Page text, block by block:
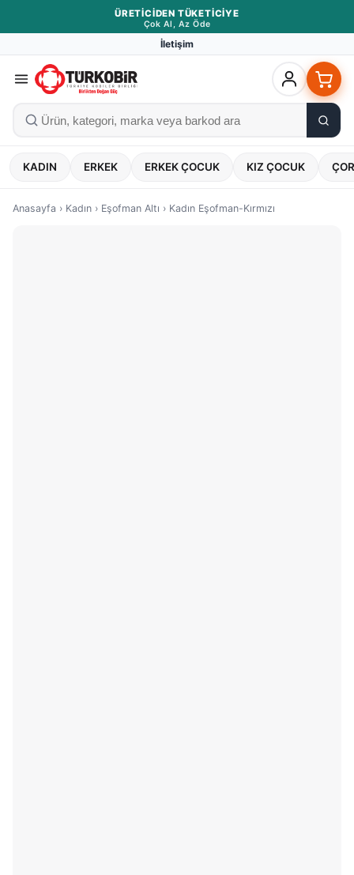
ÜRETICIDEN TÜKETICIYE
Çok Al, Az Öde
İletişim
KADIN ERKEK ERKEK ÇOCUK KIZ ÇOCUK
Anasayfa › Kadın › Eşofman Altı › Kadın Eşofman-Kırmızı